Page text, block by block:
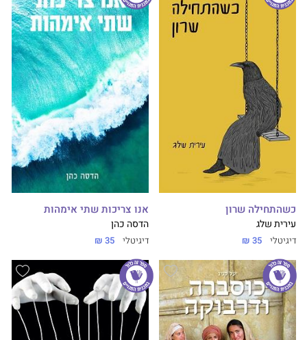
כשהתחילה שרון
עירית שלג
דיגיטלי 35 ₪
אנו צריכות שתי אימהות
הדסה כהן
דיגיטלי 35 ₪